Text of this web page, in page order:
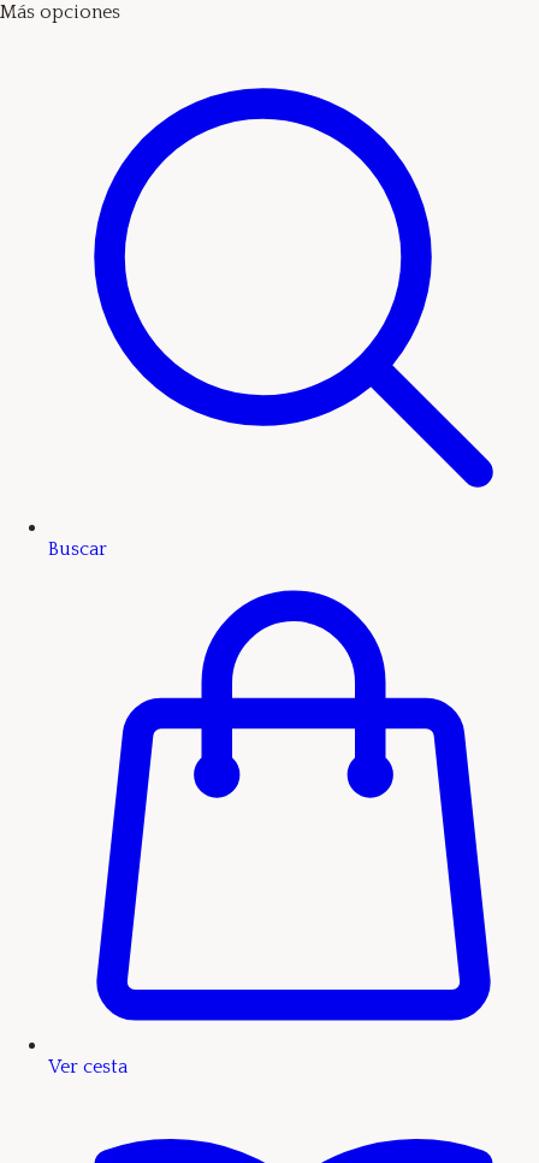
Más opciones
Buscar
Ver cesta